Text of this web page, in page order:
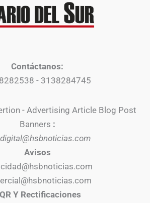
Contáctanos:
- 3138284745
- Advertising Article Blog Post
Banners :
Avisos
Y Rectificaciones